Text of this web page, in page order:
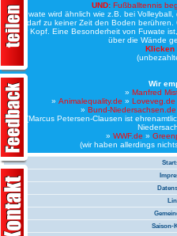
UND: Fußballtennis
Bei Fuwate wird ähnlich wie z.B. bei
Ball darf zu keiner Zeit den Boden
oder Kopf. Eine Besonderheit von Fuwate
über die Wände
Klicken
Wir
» Manfred
» Animalequality.de » Loveveg.de
» Bund-Niedersachsen.de
(Marcus Petersen-Clausen ist
» WWF.de »
(wir haben allerdings
Saison-